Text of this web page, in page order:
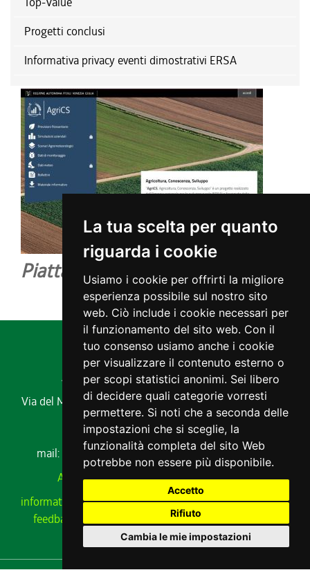
La tua scelta per quanto
riguarda i cookie
Usiamo i cookie per offrirti la migliore
esperienza possibile sul nostro sito
web. Ciò include i cookie necessari per
il funzionamento del sito web. Con il
tuo consenso usiamo anche i cookie
per visualizzare il contenuto esterno o
per scopi statistici anonimi. Sei libero
di decidere quali categorie vorresti
permettere. Si noti che a seconda delle
impostazioni che si sceglie, la
funzionalità completa del sito Web
potrebbe non essere più disponibile.
Accetto
Rifiuto
Cambia le mie impostazioni
Progetti conclusi
Informativa privacy eventi dimostrativi ERSA
Piattaforma AgriCS
Agenzia regionale per lo sviluppo rurale
Via del Montesanto, 17 34170 GORIZIACodice fiscale e
partita IVA 00485650311
Tel. 0432 529211
mail:
ersa@ersa.fvg.itPec:ersa@certregione.fvg.it
Amministrazione Trasparente|AVCP xml
informativa privacy|cookie|note legali|meccanismo di
feedback
| cambio preferenze cookie
accessibilità